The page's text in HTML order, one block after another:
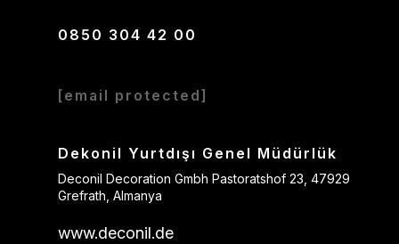
0850 304 42 00
[email protected]
Dekonil Yurtdışı Genel Müdürlük
Deconil Decoration Gmbh Pastoratshof 23, 47929
Grefrath, Almanya
www.deconil.de